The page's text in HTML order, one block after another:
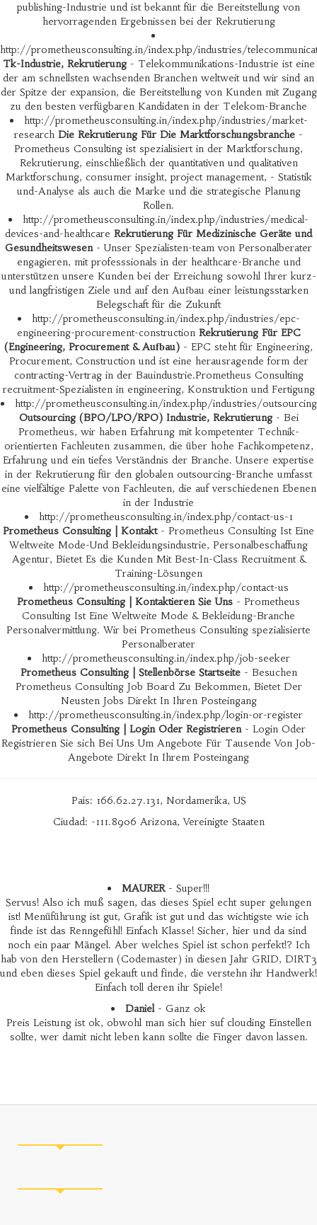
publishing-Industrie und ist bekannt für die Bereitstellung von
hervorragenden Ergebnissen bei der Rekrutierung
http://prometheusconsulting.in/index.php/industries/
Tk-Industrie, Rekrutierung- Telekommunikations-Industrie ist eine
der am schnellsten wachsenden Branchen weltweit und wir sind an
der Spitze der expansion, die Bereitstellung von Kunden mit Zugang
zu den besten verfügbaren Kandidaten in der Telekom-Branche
http://prometheusconsulting.in/index.php/industries/market-
research Die Rekrutierung Für Die Marktforschungsbranche -
Prometheus Consulting ist spezialisiert in der Marktforschung,
Rekrutierung, einschließlich der quantitativen und qualitativen
Marktforschung, consumer insight, project management, - Statistik
und-Analyse als auch die Marke und die strategische Planung
Rollen.
http://prometheusconsulting.in/index.php/industries/medical-
devices-and-healthcare Rekrutierung Für Medizinische Geräte und
Gesundheitswesen- Unser Spezialisten-team von Personalberater
engagieren, mit professsionals in der healthcare-Branche und
unterstützen unsere Kunden bei der Erreichung sowohl Ihrer kurz-
und langfristigen Ziele und auf den Aufbau einer leistungsstarken
Belegschaft für die Zukunft
http://prometheusconsulting.in/index.php/industries/epc-
engineering-procurement-construction Rekrutierung Für EPC
(Engineering, Procurement & Aufbau) - EPC steht für Engineering,
Procurement, Construction und ist eine herausragende form der
contracting-Vertrag in der Bauindustrie.Prometheus Consulting
recruitment-Spezialisten in engineering, Konstruktion und Fertigung
http://prometheusconsulting.in/index.php/industries/outsourcing
Outsourcing (BPO/LPO/RPO) Industrie, Rekrutierung- Bei
Prometheus, wir haben Erfahrung mit kompetenter Technik-
orientierten Fachleuten zusammen, die über hohe Fachkompetenz,
Erfahrung und ein tiefes Verständnis der Branche. Unsere expertise
in der Rekrutierung für den globalen outsourcing-Branche umfasst
eine vielfältige Palette von Fachleuten, die auf verschiedenen Ebenen
in der Industrie
http://prometheusconsulting.in/index.php/contact-us-1
Prometheus Consulting | Kontakt- Prometheus Consulting Ist Eine
Weltweite Mode-Und Bekleidungsindustrie, Personalbeschaffung
Agentur, Bietet Es die Kunden Mit Best-In-Class Recruitment &
Training-Lösungen
http://prometheusconsulting.in/index.php/contact-us
Prometheus Consulting | Kontaktieren Sie Uns - Prometheus
Consulting Ist Eine Weltweite Mode & Bekleidung-Branche
Personalvermittlung. Wir bei Prometheus Consulting spezialisierte
Personalberater
http://prometheusconsulting.in/index.php/job-seeker
Prometheus Consulting | Stellenbörse Startseite- Besuchen
Prometheus Consulting Job Board Zu Bekommen, Bietet Der
Neusten Jobs Direkt In Ihren Posteingang
http://prometheusconsulting.in/index.php/login-or-register
Prometheus Consulting | Login Oder Registrieren- Login Oder
Registrieren Sie sich Bei Uns Um Angebote Für Tausende Von Job-
Angebote Direkt In Ihrem Posteingang
País: 166.62.27.131, Nordamerika, US
Ciudad: -111.8906 Arizona, Vereinigte Staaten
MAURER- Super!!!
Servus! Also ich muß sagen, das dieses Spiel echt super gelungen
ist! Menüführung ist gut, Grafik ist gut und das wichtigste wie ich
finde ist das Renngefühl! Einfach Klasse! Sicher, hier und da sind
noch ein paar Mängel. Aber welches Spiel ist schon perfekt!? Ich
hab von den Herstellern (Codemaster) in diesen Jahr GRID, DIRT3
und eben dieses Spiel gekauft und finde, die verstehn ihr Handwerk!
Einfach toll deren ihr Spiele!
Daniel- Ganz ok
Preis Leistung ist ok, obwohl man sich hier suf clouding Einstellen
sollte, wer damit nicht leben kann sollte die Finger davon lassen.